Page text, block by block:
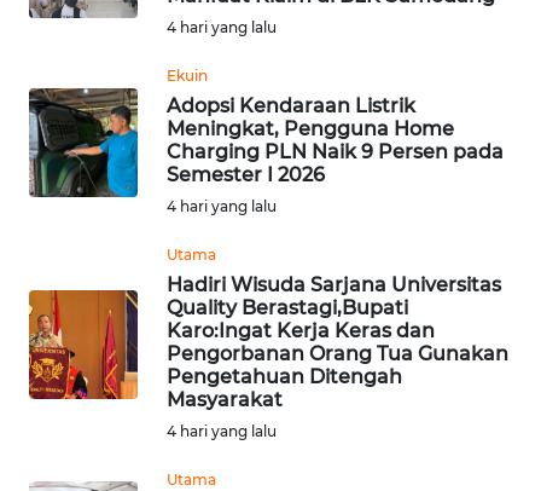
4 hari yang lalu
Ekuin
Adopsi Kendaraan Listrik
Meningkat, Pengguna Home
Charging PLN Naik 9 Persen pada
Semester I 2026
4 hari yang lalu
Utama
Hadiri Wisuda Sarjana Universitas
Quality Berastagi,Bupati
Karo:Ingat Kerja Keras dan
Pengorbanan Orang Tua Gunakan
Pengetahuan Ditengah
Masyarakat
4 hari yang lalu
Utama
BOGOR
DEPOK
WN
TAPANULI
SAMOSIR
WN
PADANG
WN